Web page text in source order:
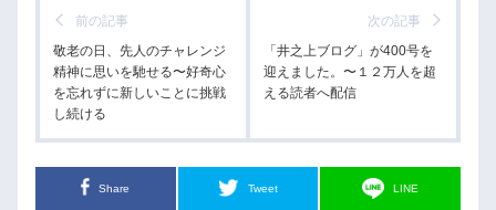
前の記事
敬老の日、先人のチャレンジ
精神に思いを馳せる〜好奇心
を忘れずに新しいことに挑戦
し続ける
次の記事
「井之上ブログ」が400号を
迎えました。〜１２万人を超
える読者へ配信
Share Tweet LINE